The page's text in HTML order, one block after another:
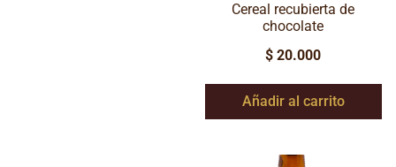
Cereal recubierta de
chocolate
$ 20.000
Añadir al carrito